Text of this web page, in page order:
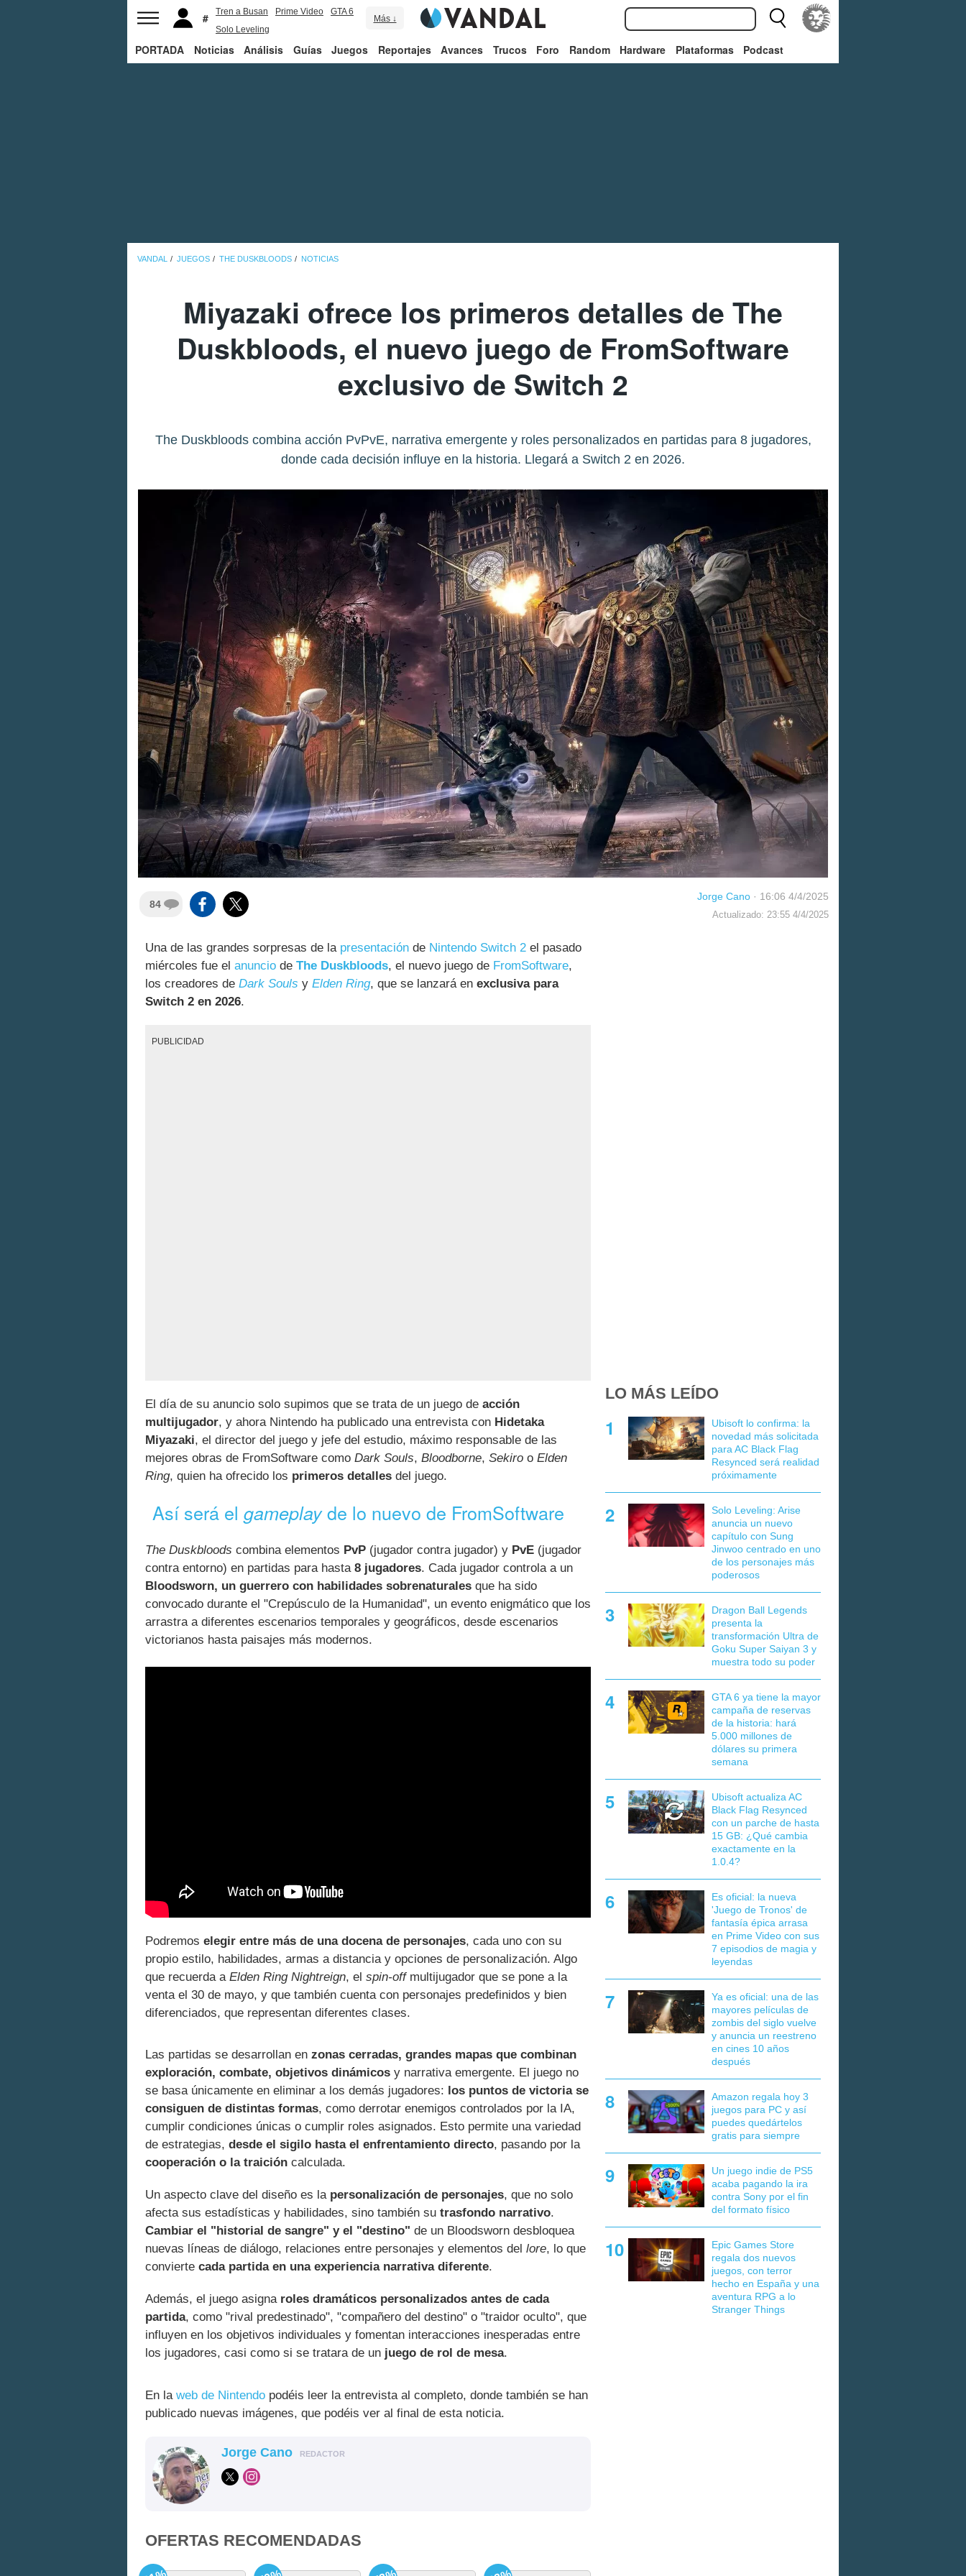
Tren a Busan Prime Video
GTA 6
Solo Leveling
Más ↓
PORTADA Noticias Análisis Guías Juegos Reportajes Avances Trucos Foro Random Hardware Plataformas Podcast
VANDAL JUEGOS THE DUSKBLOODS NOTICIAS
Miyazaki ofrece los primeros detalles de The
Duskbloods, el nuevo juego de FromSoftware
exclusivo de Switch 2
The Duskbloods combina acción PvPvE, narrativa emergente y roles personalizados en partidas para 8 jugadores,
donde cada decisión influye en la historia. Llegará a Switch 2 en 2026.
84
Jorge Cano · 16:06 4/4/2025
Actualizado: 23:55 4/4/2025
Una de las grandes sorpresas de la presentación de Nintendo Switch 2 el pasado
miércoles fue el anuncio de The Duskbloods, el nuevo juego de FromSoftware,
los creadores de Dark Souls y Elden Ring, que se lanzará en exclusiva para
Switch 2 en 2026.
PUBLICIDAD
El día de su anuncio solo supimos que se trata de un juego de acción
multijugador, y ahora Nintendo ha publicado una entrevista con Hidetaka
Miyazaki, el director del juego y jefe del estudio, máximo responsable de las
mejores obras de FromSoftware como Dark Souls, Bloodborne, Sekiro o Elden
Ring, quien ha ofrecido los primeros detalles del juego.
Así será elgameplayde lo nuevo de FromSoftware
The Duskbloods combina elementos PvP (jugador contra jugador) y PvE (jugador
contra entorno) en partidas para hasta 8 jugadores. Cada jugador controla a un
Bloodsworn, un guerrero con habilidades sobrenaturales que ha sido
convocado durante el "Crepúsculo de la Humanidad", un evento enigmático que los
arrastra a diferentes escenarios temporales y geográficos, desde escenarios
victorianos hasta paisajes más modernos.
Podremos elegir entre más de una docena de personajes, cada uno con su
propio estilo, habilidades, armas a distancia y opciones de personalización. Algo
que recuerda a Elden Ring Nightreign, el spin-offmultijugador que se pone a la
venta el 30 de mayo, y que también cuenta con personajes predefinidos y bien
diferenciados, que representan diferentes clases.
Las partidas se desarrollan en zonas cerradas, grandes mapas que combinan
exploración, combate, objetivos dinámicos y narrativa emergente. El juego no
se basa únicamente en eliminar a los demás jugadores: los puntos de victoria se
consiguen de distintas formas, como derrotar enemigos controlados por la IA,
cumplir condiciones únicas o cumplir roles asignados. Esto permite una variedad
de estrategias, desde el sigilo hasta el enfrentamiento directo, pasando por la
cooperación o la traición calculada.
Un aspecto clave del diseño es la personalización de personajes, que no solo
afecta sus estadísticas y habilidades, sino también su trasfondo narrativo.
Cambiar el "historial de sangre" y el "destino" de un Bloodsworn desbloquea
nuevas líneas de diálogo, relaciones entre personajes y elementos del lore, lo que
convierte cada partida en una experiencia narrativa diferente.
Además, el juego asigna roles dramáticos personalizados antes de cada
partida, como "rival predestinado", "compañero del destino" o "traidor oculto", que
influyen en los objetivos individuales y fomentan interacciones inesperadas entre
los jugadores, casi como si se tratara de un juego de rol de mesa.
En la web de Nintendo podéis leer la entrevista al completo, donde también se han
publicado nuevas imágenes, que podéis ver al final de esta noticia.
Jorge Cano REDACTOR
OFERTAS RECOMENDADAS
LO MÁS LEÍDO
Ubisoft lo confirma: la
novedad más solicitada
para AC Black Flag
Resynced será realidad
próximamente
Solo Leveling: Arise
anuncia un nuevo
capítulo con Sung
Jinwoo centrado en uno
de los personajes más
poderosos
Dragon Ball Legends
presenta la
transformación Ultra de
Goku Super Saiyan 3 y
muestra todo su poder
GTA 6 ya tiene la mayor
campaña de reservas
de la historia: hará
5.000 millones de
dólares su primera
semana
Ubisoft actualiza AC
Black Flag Resynced
con un parche de hasta
15 GB: ¿Qué cambia
exactamente en la
1.0.4?
Es oficial: la nueva
'Juego de Tronos' de
fantasía épica arrasa
en Prime Video con sus
7 episodios de magia y
leyendas
Ya es oficial: una de las
mayores películas de
zombis del siglo vuelve
y anuncia un reestreno
en cines 10 años
después
Amazon regala hoy 3
juegos para PC y así
puedes quedártelos
gratis para siempre
Un juego indie de PS5
acaba pagando la ira
contra Sony por el fin
del formato físico
Epic Games Store
regala dos nuevos
juegos, con terror
hecho en España y una
aventura RPG a lo
Stranger Things